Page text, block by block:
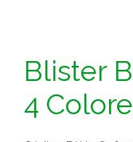
Blister
4